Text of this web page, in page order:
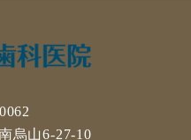
烏山6-27-10